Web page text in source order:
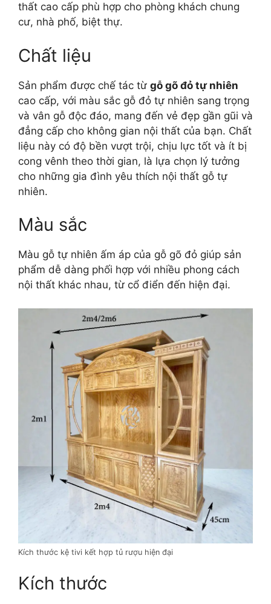
thất cao cấp phù hợp cho phòng khách chung
cư, nhà phố, biệt thự.
Chất liệu
Sản phẩm được chế tác từ gỗ gõ đỏ tự nhiên
cao cấp, với màu sắc gỗ đỏ tự nhiên sang trọng
và vân gỗ độc đáo, mang đến vẻ đẹp gần gũi và
đẳng cấp cho không gian nội thất của bạn. Chất
liệu này có độ bền vượt trội, chịu lực tốt và ít bị
cong vênh theo thời gian, là lựa chọn lý tưởng
cho những gia đình yêu thích nội thất gỗ tự
nhiên.
Màu sắc
Màu gỗ tự nhiên ấm áp của gỗ gõ đỏ giúp sản
phẩm dễ dàng phối hợp với nhiều phong cách
nội thất khác nhau, từ cổ điển đến hiện đại.
Kích thước kệ tivi kết hợp tủ rượu hiện đại
Kích thước